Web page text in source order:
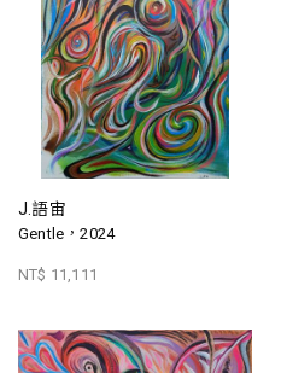
J.語宙
Gentle，2024
NT$ 11,111